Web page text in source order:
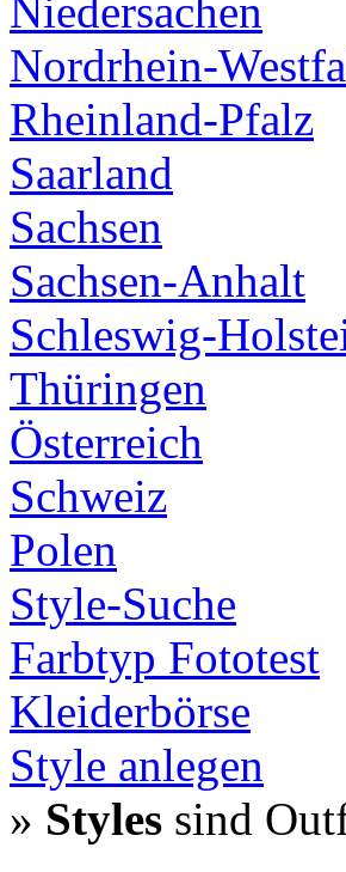
Niedersachen
Nordrhein-
Rheinland-Pfalz
Saarland
Sachsen
Sachsen-Anhalt
Schleswig-
Thüringen
Österreich
Schweiz
Polen
Style-Suche
Farbtyp Fototest
Kleiderbörse
Style anlegen
» Styles sind